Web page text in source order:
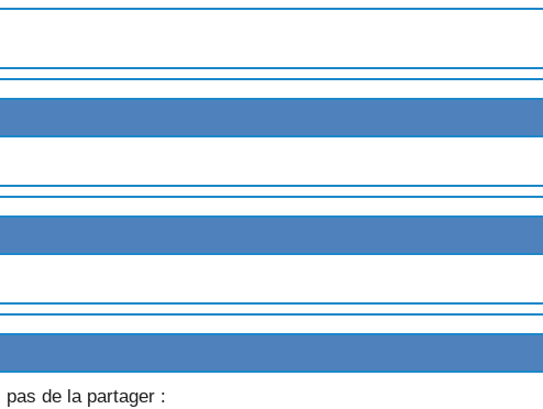
LARD
pas de la partager :